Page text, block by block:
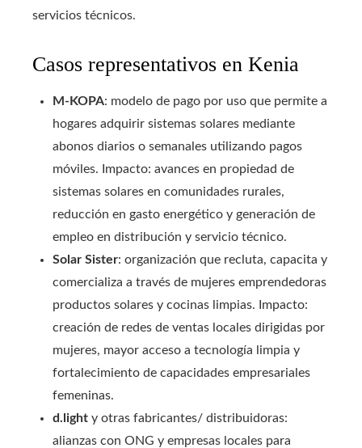
servicios técnicos.
Casos representativos en Kenia
M-KOPA: modelo de pago por uso que permite a
hogares adquirir sistemas solares mediante
abonos diarios o semanales utilizando pagos
móviles. Impacto: avances en propiedad de
sistemas solares en comunidades rurales,
reducción en gasto energético y generación de
empleo en distribución y servicio técnico.
Solar Sister: organización que recluta, capacita y
comercializa a través de mujeres emprendedoras
productos solares y cocinas limpias. Impacto:
creación de redes de ventas locales dirigidas por
mujeres, mayor acceso a tecnología limpia y
fortalecimiento de capacidades empresariales
femeninas.
d.light y otras fabricantes/ distribuidoras:
alianzas con ONG y empresas locales para